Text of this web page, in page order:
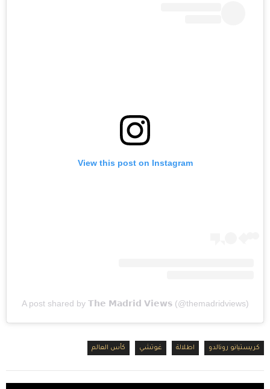
View this post on Instagram
A post shared by 𝗧𝗵𝗲 𝗠𝗮𝗱𝗿𝗶𝗱 𝗩𝗶𝗲𝘄𝘀 (@themadridviews)
كريستيانو رونالدو اطلالة غوتشي كأس العالم